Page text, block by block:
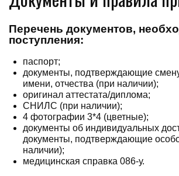
Перечень документов,
поступления:
паспорт;
документы, подтверждающие
имени, отчества (при наличии);
оригинал аттестата/диплома;
СНИЛС (при наличии);
4 фотографии 3*4 (цветные);
документы об индивидуальных
документы, подтверждающие
наличии);
медицинская справка 086-у.